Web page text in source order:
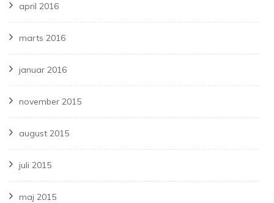
april 2016
marts 2016
januar 2016
november 2015
august 2015
juli 2015
maj 2015